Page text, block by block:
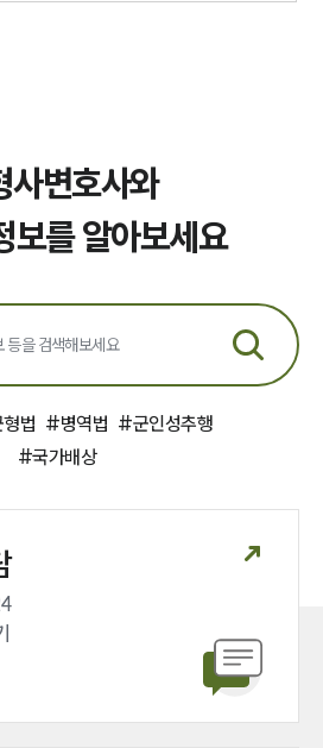
사변호사와
보를 알아보세요
법 #병역법 #군인성추행
#국가배상